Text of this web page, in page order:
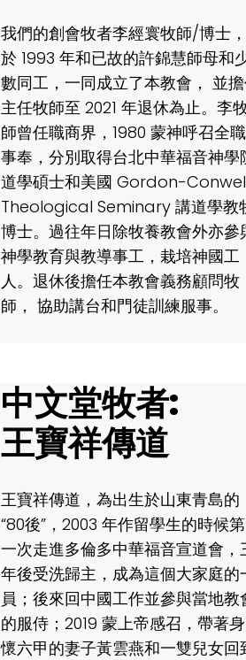
我們的創會牧者李經寰牧師/博士，
於 1993 年和已故的許錦慧師母和
數同工，一同成立了本教會， 並
主任牧師至 2021 年退休為止。李
師曾任職商界，1980 蒙神呼召全職
事奉，分別取得台北中華福音神學
道學碩士和美國 Gordon-
Theological Seminary 講道學教
博士。過往年日除牧養教會外亦參
神學教育與教導事工，栽培神國工
人。退休後擔任本教會義務顧問牧
師， 協助講台和門徒訓練服事。
中文堂牧者:
王寶祥傳道
王寶祥傳道，為出生於山東青島的
“80後”，2003 年作留學生的時候第
一次走進多倫多中華福音宣道會，
年後受洗歸主，成為這個大家庭的
員；後來回中國工作並參與當地教
的服侍；2019 蒙上帝感召，帶著身
懷六甲的妻子黃雲燕和一雙兒女回